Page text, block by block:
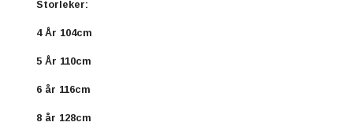
Storleker:
4 År 104cm
5 År 110cm
6 år 116cm
8 år 128cm